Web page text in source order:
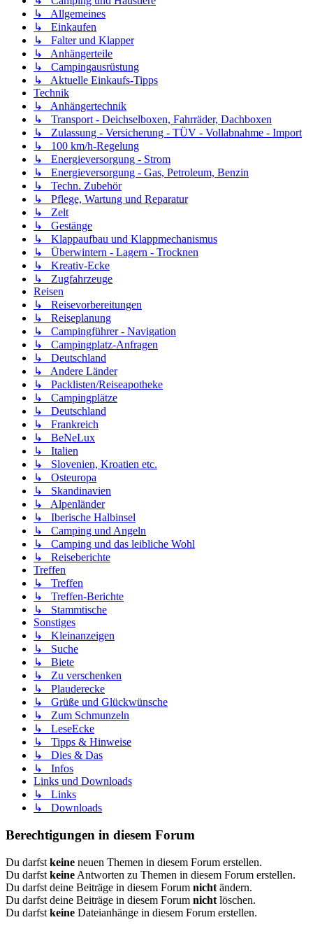
↳ Allgemeines
↳ Einkaufen
↳ Falter und Klapper
↳ Anhängerteile
↳ Campingausrüstung
↳ Aktuelle Einkaufs-Tipps
Technik
↳ Anhängertechnik
↳ Transport - Deichselboxen, Fahrräder, Dachboxen
↳ Zulassung - Versicherung - TÜV - Vollabnahme - Import
↳ 100 km/h-Regelung
↳ Energieversorgung - Strom
↳ Energieversorgung - Gas, Petroleum, Benzin
↳ Techn. Zubehör
↳ Pflege, Wartung und Reparatur
↳ Zelt
↳ Gestänge
↳ Klappaufbau und Klappmechanismus
↳ Überwintern - Lagern - Trocknen
↳ Kreativ-Ecke
↳ Zugfahrzeuge
Reisen
↳ Reisevorbereitungen
↳ Reiseplanung
↳ Campingführer - Navigation
↳ Campingplatz-Anfragen
↳ Deutschland
↳ Andere Länder
↳ Packlisten/Reiseapotheke
↳ Campingplätze
↳ Deutschland
↳ Frankreich
↳ BeNeLux
↳ Italien
↳ Slovenien, Kroatien etc.
↳ Osteuropa
↳ Skandinavien
↳ Alpenländer
↳ Iberische Halbinsel
↳ Camping und Angeln
↳ Camping und das leibliche Wohl
↳ Reiseberichte
Treffen
↳ Treffen
↳ Treffen-Berichte
↳ Stammtische
Sonstiges
↳ Kleinanzeigen
↳ Suche
↳ Biete
↳ Zu verschenken
↳ Plauderecke
↳ Grüße und Glückwünsche
↳ Zum Schmunzeln
↳ LeseEcke
↳ Tipps & Hinweise
↳ Dies & Das
↳ Infos
Links und Downloads
↳ Links
↳ Downloads
Berechtigungen in diesem Forum
Du darfst keine neuen Themen in diesem Forum erstellen.
Du darfst keine Antworten zu Themen in diesem Forum erstellen.
Du darfst deine Beiträge in diesem Forum nicht ändern.
Du darfst deine Beiträge in diesem Forum nicht löschen.
Du darfst keine Dateianhänge in diesem Forum erstellen.